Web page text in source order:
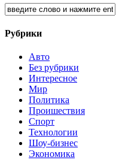
Рубрики
Авто
Без рубрики
Интересное
Мир
Политика
Проишествия
Спорт
Технологии
Шоу-бизнес
Экономика